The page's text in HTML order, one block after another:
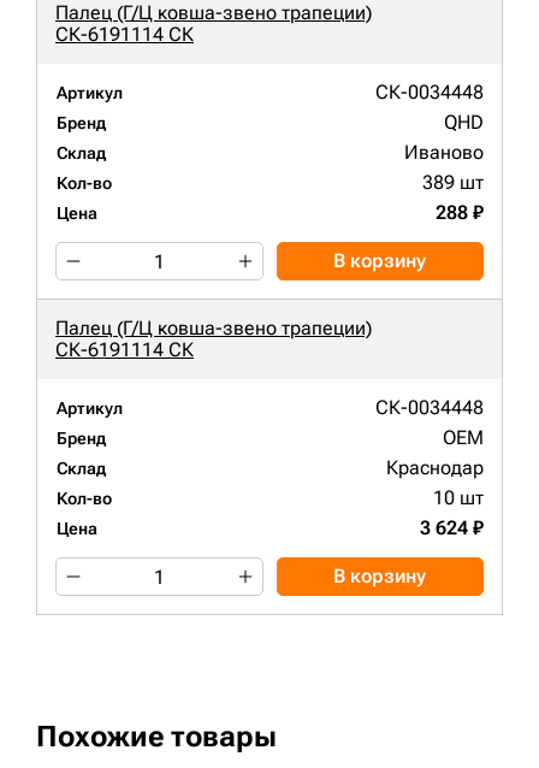
Палец (Г/Ц ковша-звено трапеции)
СК-6191114 СК
Артикул СК-0034448
Бренд QHD
Склад Иваново
Кол-во 389 шт
Цена 288 ₽
В корзину
Палец (Г/Ц ковша-звено трапеции)
СК-6191114 СК
Артикул СК-0034448
Бренд OEM
Склад Краснодар
Кол-во 10 шт
Цена 3 624 ₽
В корзину
Похожие товары